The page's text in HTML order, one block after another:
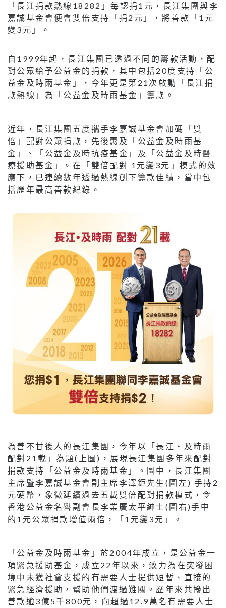
「長江捐款熱線18282」每認捐1元，長江集團與李
嘉誠基金會便會雙倍支持「捐2元」，將善款「1元
變3元」。
自1999年起，長江集團已透過不同的籌款活動，配
對公眾給予公益金的捐款，其中包括20度支持「公
益金及時雨基金」，今年更是第21次啟動「長江捐
款熱線」為「公益金及時雨基金」籌款。
近年，長江集團五度攜手李嘉誠基金會加碼「雙
倍」配對公眾捐款，先後惠及「公益金及時雨基
金」、「公益金及時抗疫基金」及「公益金及時醫
療援助基金」。在「雙倍配對 1元變3元」模式的效
應下，已連續數年透過熱線創下籌款佳績，當中包
括歷年最高善款紀錄。
為善不甘後人的長江集團，今年以「長江‧及時雨
配對21載」為題(上圖)，展現長江集團多年來配對
捐款支持「公益金及時雨基金」。圖中，長江集團
主席暨李嘉誠基金會副主席李澤鉅先生(圖左) 手持2
元硬幣，象徵延續過去五載雙倍配對捐款模式，令
香港公益金名譽副會長李業廣太平紳士(圖右)手中
的1元公眾捐款增值兩倍，「1元變3元」。
「公益金及時雨基金」於2004年成立，是公益金一
項緊急援助基金，成立22年以來，致力為在突發困
境中未獲社會支援的有需要人士提供短暫、直接的
緊急經濟援助，幫助他們渡過難關。歷年來共撥出
善款逾3億5千800元，向超過12.9萬名有需要人士